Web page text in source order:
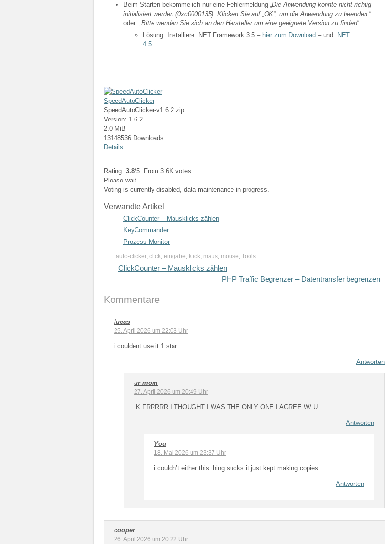
Beim Starten bekomme ich nur eine Fehlermeldung „ Die Anwendung konnte nicht richtig
initialisiert werden (0xc0000135). Klicken Sie auf „OK“, um die Anwendung zu beenden. “
oder „ Bitte wenden Sie sich an den Hersteller um eine geeignete Version zu finden“
Lösung: Installiere .NET Framework 3.5 – hier zum Download – und
.NET
4.5
SpeedAutoClicker
SpeedAutoClicker-v1.6.2.zip
Version: 1.6.2
2.0 MiB
13148536 Downloads
Details
Rating: 3.8/5. From 3.6K votes.
Please wait...
Voting is currently disabled, data maintenance in progress.
Verwandte Artikel
ClickCounter – Mausklicks zählen
KeyCommander
Prozess Monitor
auto-clicker, click, eingabe, klick, maus, mouse, Tools
ClickCounter – Mausklicks zählen
PHP Traffic Begrenzer – Datentransfer begrenzen
Kommentare
lucas
25. April 2026 um 22:03 Uhr
i couldent use it 1 star
Antworten
ur mom
27. April 2026 um 20:49 Uhr
IK FRRRRR I THOUGHT I WAS THE ONLY ONE I AGREE W/ U
Antworten
You
18. Mai 2026 um 23:37 Uhr
i couldn’t either this thing sucks it just kept making copies
Antworten
cooper
26. April 2026 um 20:22 Uhr